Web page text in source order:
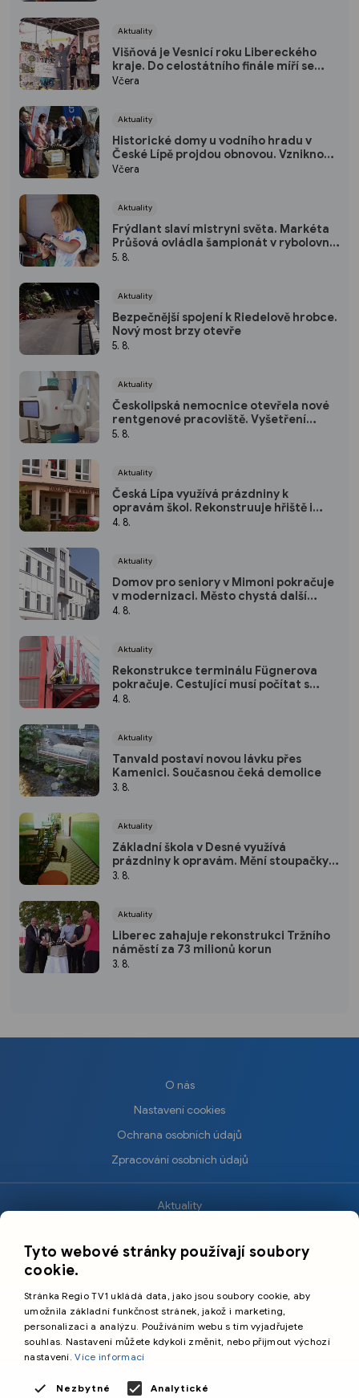
Aktuality
Višňová je Vesnicí roku Libereckého
kraje. Do celostátního finále míří se
zlatou stuhou
Včera
Aktuality
Historické domy u vodního hradu v
České Lípě projdou obnovou. Vzniknou v
nich nové expozice
Včera
Aktuality
Frýdlant slaví mistryni světa. Markéta
Průšová ovládla šampionát v rybolovné
technice
5. 8.
Aktuality
Bezpečnější spojení k Riedelově hrobce.
Nový most brzy otevře
5. 8.
Aktuality
Českolipská nemocnice otevřela nové
rentgenové pracoviště. Vyšetření
budou rychlejší i šetrnější
5. 8.
Aktuality
Česká Lípa využívá prázdniny k
opravám škol. Rekonstruuje hřiště i
střechu školky
4. 8.
Aktuality
Domov pro seniory v Mimoni pokračuje
v modernizaci. Město chystá další
investice
4. 8.
Aktuality
Rekonstrukce terminálu Fügnerova
pokračuje. Cestující musí počítat s
přesuny zastávek
4. 8.
Aktuality
Tanvald postaví novou lávku přes
Kamenici. Současnou čeká demolice
3. 8.
Aktuality
Základní škola v Desné využívá
prázdniny k opravám. Mění stoupačky i
osvětlení
3. 8.
Aktuality
Liberec zahajuje rekonstrukci Tržního
náměstí za 73 milionů korun
3. 8.
O nás
Nastavení cookies
Ochrana osobních údajů
Zpracování osobních údajů
Aktuality
Sport
Cestování
Primetime Media s.r.o.
Tyto webové stránky používají soubory
cookie.
Stránka Regio TV1 ukládá data, jako jsou soubory cookie, aby
umožnila základní funkčnost stránek, jakož i marketing,
personalizaci a analýzu. Používáním webu s tím vyjadřujete
souhlas. Nastavení můžete kdykoli změnit, nebo přijmout výchozí
nastavení.Více informací
Nezbytné Analytické